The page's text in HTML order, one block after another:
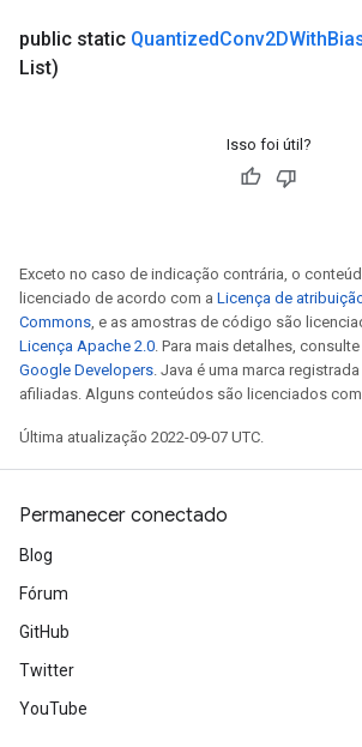
public static QuantizedConv2DWith
List)
Isso foi útil?
Exceto no caso de indicação contrária, o
licenciado de acordo com a Licença de
Commons, e as amostras de código são
Licença Apache 2.0. Para mais detalhes,
Google Developers. Java é uma marca
afiliadas. Alguns conteúdos são licenciados
Última atualização 2022-09-07 UTC.
Permanecer conectado
Blog
Fórum
GitHub
Twitter
YouTube